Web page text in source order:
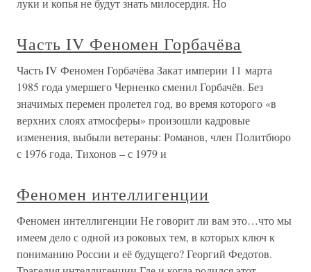
луки и копья не будут знать милосердия. Но
Часть IV Феномен Горбачёва
Часть IV Феномен Горбачёва Закат империи 11 марта
1985 года умершего Черненко сменил Горбачёв. Без
значимых перемен пролетел год, во время которого «в
верхних слоях атмосферы» произошли кадровые
изменения, выбыли ветераны: Романов, член Политбюро
с 1976 года, Тихонов – с 1979 и
Феномен интеллигенции
Феномен интеллигенции Не говорит ли вам это…что мы
имеем дело с одной из роковых тем, в которых ключ к
пониманию России и её будущего? Георгий Федотов.